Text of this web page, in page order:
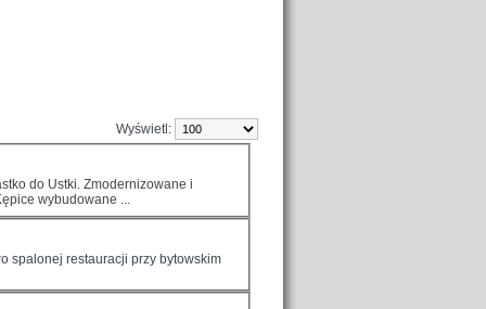
Wyświetl:
do Ustki. Zmodernizowane i
e wybudowane ...
spalonej restauracji przy bytowskim